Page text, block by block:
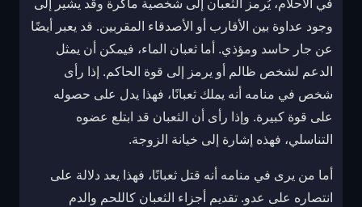
في الأحلام، يُرمز الثعبان إلى شخصية ماكرة وقد يشير إلى
وجود عداوة بين الأقارب أو الأصدقاء المقربين. قد يعبر أيضًا
عن جار حاسد ومؤذي. أما ثعبان الماء، فيمكن أن يمثل
الدعم لشخص ظالم أو يرمز إلى قوة الحاكم. إذا رأى
شخص في منامه أنه يملك ثعبانًا، فهذا يدل على حصوله
على قوة كبيرة. وإذا رأى أن الثعبان قد ابتلع عضوه
التناسلي، فهذه إشارة إلى خيانة الزوجة.
أما من يرى في منامه أنه قتل ثعبانًا، فهذا يعد دلالة على
انتصاره على عدو. تقديم أجزاء الثعبان كاللحم والدم